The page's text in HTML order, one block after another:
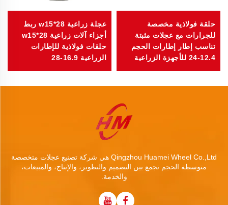
حلقة فولاذية مخصصة
للجرارات مع عجلات مثبتة
تناسب إطار إطارات الحجم
12.4-24 للأجهزة الزراعية
عجلة زراعية w15*28 ربط
أجزاء آلات زراعية w15*28
حلقات فولاذية للإطارات
الزراعية 16.9-28
Qingzhou Huamei Wheel Co.,Ltd هي شركة تصنيع عجلات متخصصة
متوسطة الحجم تجمع بين التصميم والتطوير، والإنتاج، والمبيعات،
والخدمة.